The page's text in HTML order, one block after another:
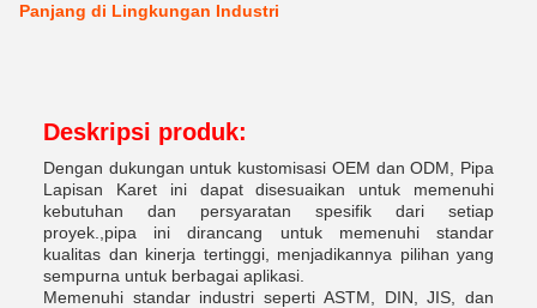
Panjang di Lingkungan Industri
Deskripsi produk:
Dengan dukungan untuk kustomisasi OEM dan ODM, Pipa
Lapisan Karet ini dapat disesuaikan untuk memenuhi
kebutuhan dan persyaratan spesifik dari setiap
proyek.,pipa ini dirancang untuk memenuhi standar
kualitas dan kinerja tertinggi, menjadikannya pilihan yang
sempurna untuk berbagai aplikasi.
Memenuhi standar industri seperti ASTM, DIN, JIS, dan